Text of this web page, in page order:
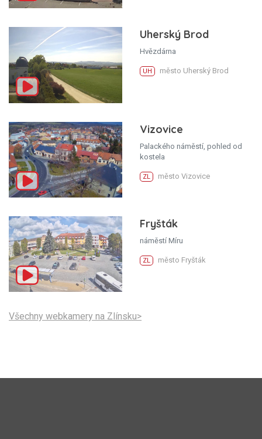
Uherský Brod
Hvězdárna
UH město Uherský Brod
Vizovice
Palackého náměstí, pohled od
kostela
ZL město Vizovice
Fryšták
náměstí Míru
ZL město Fryšták
Všechny webkamery na Zlínsku>